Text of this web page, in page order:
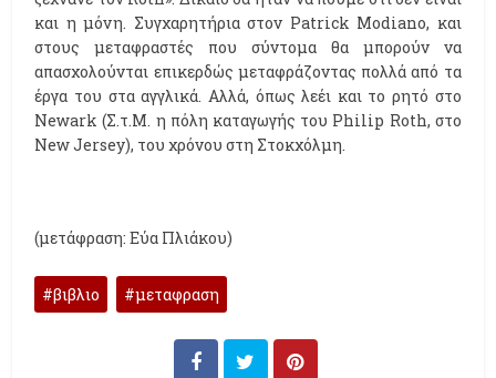
και η μόνη. Συγχαρητήρια στον Patrick Modiano, και
στους μεταφραστές που σύντομα θα μπορούν να
απασχολούνται επικερδώς μεταφράζοντας πολλά από τα
έργα του στα αγγλικά. Αλλά, όπως λεέι και το ρητό στο
Newark (Σ.τ.Μ. η πόλη καταγωγής του Philip Roth, στο
New Jersey), του χρόνου στη Στοκχόλμη.
(μετάφραση: Εύα Πλιάκου)
βιβλιο μεταφραση